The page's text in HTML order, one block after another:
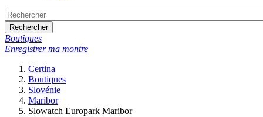
Rechercher
Boutiques
Enregistrer ma montre
Certina
Boutiques
Slovénie
Maribor
Slowatch Europark Maribor